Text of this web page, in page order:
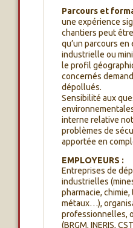
Parcours et
une expérience
chantiers peut
qu’un parcours
industrielle ou
le profil
concernés
dépollués.
Sensibilité aux
interne relative
problèmes de
apportée en
EMPLOYEURS :
Entreprises de
industrielles
pharmacie,
métaux…),
professionnelles,
(BRGM, INERIS,